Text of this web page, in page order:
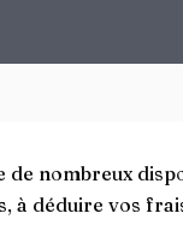
nombreux
déduire vos